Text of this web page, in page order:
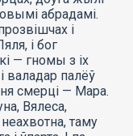
абрадамі.
і
і бог
— гномы з іх
палёў
смерці — Мара.
Вялеса,
таму